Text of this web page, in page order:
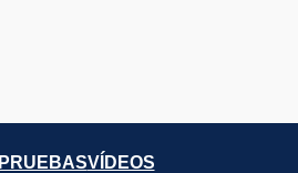
PRUEBASVÍDEOS